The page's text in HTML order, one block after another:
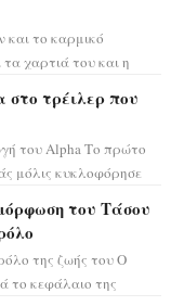
το καρμικό
χαρτιά του και η
τρέιλερ που
του Alpha Το πρώτο
μόλις κυκλοφόρησε
του Τάσου
της ζωής του Ο
το κεφάλαιο της